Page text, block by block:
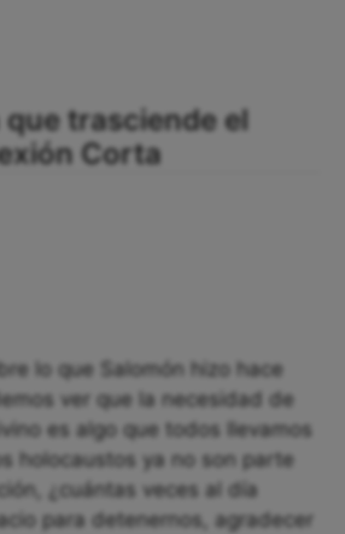
trasciende el
Corta
lo que Salomón hizo hace
ver que la necesidad de
es algo que todos llevamos
holocaustos ya no son parte
¿cuántas veces al día
para detenernos, agradecer